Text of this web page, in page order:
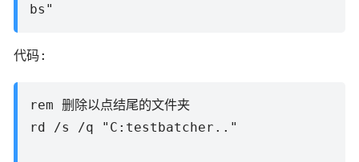
bs"
代码:
rem 删除以点结尾的文件夹
rd /s /q "C:testbatcher.."